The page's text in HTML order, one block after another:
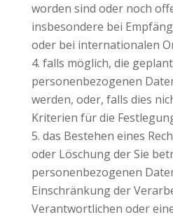
worden sind oder noch
insbesondere bei
oder bei internationalen
falls möglich, die
personenbezogenen
werden, oder, falls dies
Kriterien für die
das Bestehen eines
oder Löschung der Sie
personenbezogenen
Einschränkung der
Verantwortlichen oder